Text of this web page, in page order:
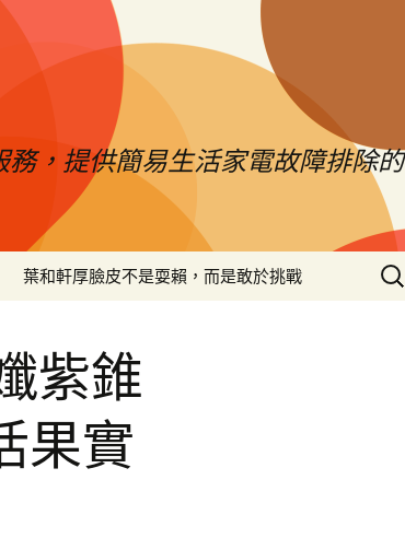
，提供簡易生活家電故障排除的
葉和軒厚臉皮不是耍賴，而是敢於挑戰
搜
尋
紫錐
果實